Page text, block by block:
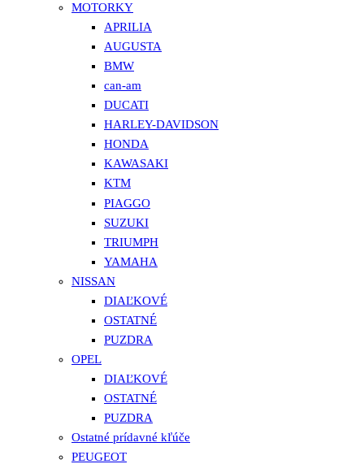
MOTORKY
APRILIA
AUGUSTA
BMW
can-am
DUCATI
HARLEY-DAVIDSON
HONDA
KAWASAKI
KTM
PIAGGO
SUZUKI
TRIUMPH
YAMAHA
NISSAN
DIAĽKOVÉ
OSTATNÉ
PUZDRA
OPEL
DIAĽKOVÉ
OSTATNÉ
PUZDRA
Ostatné prídavné kľúče
PEUGEOT